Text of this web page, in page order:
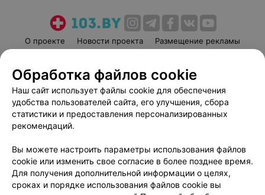
О проекте Новости проекта
Размещение рекламы
Пользовательское соглашение
Способы оплаты
Вакансии
Партнеры
Написать руководителю 103.by
Обработка персональных данных
Обработка файлов cookie
Наш сайт использует файлы cookie для обеспечения
удобства пользователей сайта, его улучшения, сбора
статистики и предоставления персонализированных
рекомендаций.
Вы можете настроить параметры использования файлов
cookie или изменить свое согласие в более позднее время.
Для получения дополнительной информации о целях,
сроках и порядке использования файлов cookie вы